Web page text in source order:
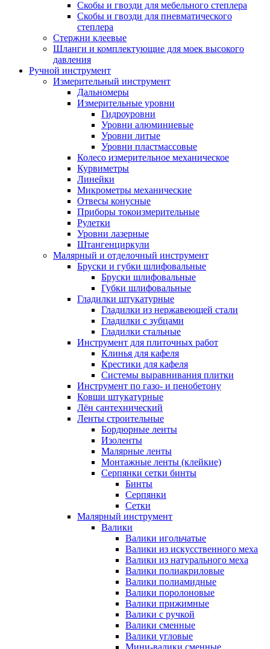
Скобы и гвозди для мебельного степлера
Скобы и гвозди для пневматического
степлера
Стержни клеевые
Шланги и комплектующие для моек высокого
давления
Ручной инструмент
Измерительный инструмент
Дальномеры
Измерительные уровни
Гидроуровни
Уровни алюминиевые
Уровни литые
Уровни пластмассовые
Колесо измерительное механическое
Курвиметры
Линейки
Микрометры механические
Отвесы конусные
Приборы токоизмерительные
Рулетки
Уровни лазерные
Штангенциркули
Малярный и отделочный инструмент
Бруски и губки шлифовальные
Бруски шлифовальные
Губки шлифовальные
Гладилки штукатурные
Гладилки из нержавеющей стали
Гладилки с зубцами
Гладилки стальные
Инструмент для плиточных работ
Клинья для кафеля
Крестики для кафеля
Системы выравнивания плитки
Инструмент по газо- и пенобетону
Ковши штукатурные
Лён сантехнический
Ленты строительные
Бордюрные ленты
Изоленты
Малярные ленты
Монтажные ленты (клейкие)
Серпянки сетки бинты
Бинты
Серпянки
Сетки
Малярный инструмент
Валики
Валики игольчатые
Валики из искусственного меха
Валики из натурального меха
Валики полиакриловые
Валики полиамидные
Валики поролоновые
Валики прижимные
Валики с ручкой
Валики сменные
Валики угловые
Мини-валики сменные